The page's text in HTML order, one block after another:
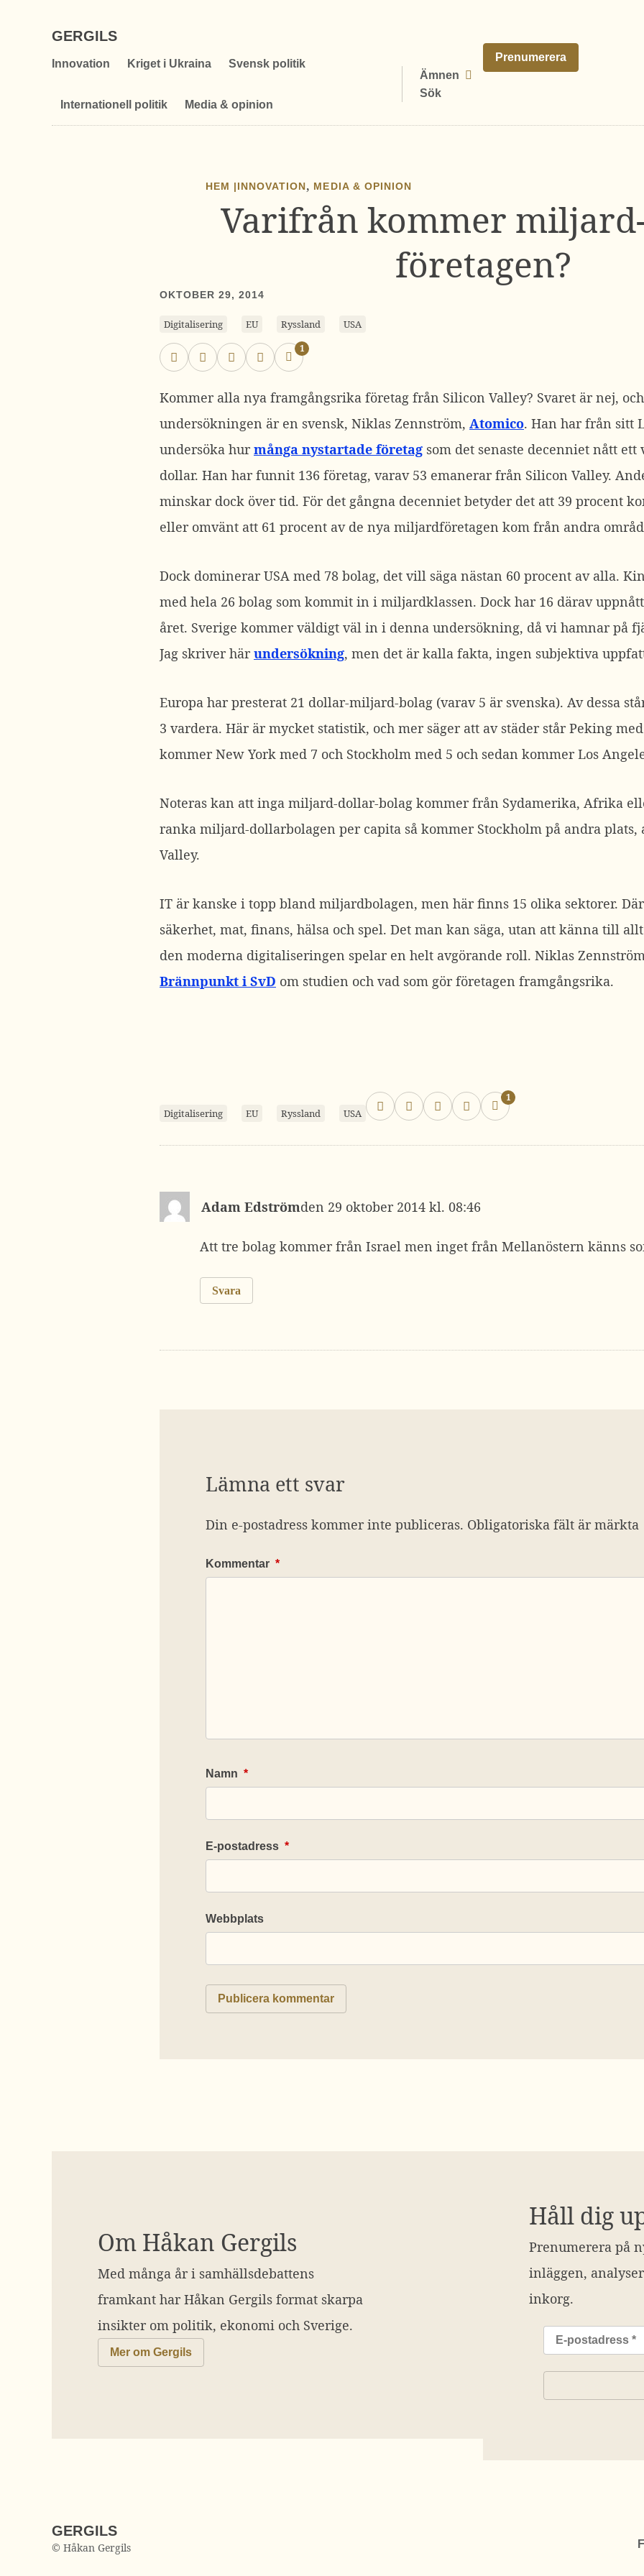
GERGILS
Innovation Kriget i Ukraina Svensk politik
Internationell politik Media & opinion
Ämnen
Sök
Prenumerera
HEM |INNOVATION, MEDIA & OPINION
Varifrån kommer
företagen?
OKTOBER 29, 2014
Digitalisering EU Ryssland USA
1
Kommer alla nya framgångsrika företag från Silicon Valley? Svaret är nej,
undersökningen är en svensk, Niklas Zennström, Atomico. Han har från sitt
undersöka hur många nystartade företag som det senaste decenniet nått
dollar. Han har funnit 136 företag, varav 53 emanerar från Silicon Valley.
minskar dock över tid. För det gångna decenniet betyder det att 39 procent
eller omvänt att 61 procent av de nya miljardföretagen kom från andra
Dock dominerar USA med 78 bolag, det vill säga nästan 60 procent av alla.
med hela 26 bolag som kommit in i miljardklassen. Dock har 16 därav
året. Sverige kommer väldigt väl in i denna undersökning, då vi hamnar på
Jag skriver här undersökning, men det är kalla fakta, ingen subjektiva
Europa har presterat 21 dollar-miljard-bolag (varav 5 är svenska). Av dessa
3 vardera. Här är mycket statistik, och mer säger att av städer står Peking
kommer New York med 7 och Stockholm med 5 och sedan kommer Los
Noteras kan att inga miljard-dollar-bolag kommer från Sydamerika, Afrika
ranka miljard-dollarbolagen per capita så kommer Stockholm på andra
Valley.
IT är kanske i topp bland miljardbolagen, men här finns 15 olika sektorer.
säkerhet, mat, finans, hälsa och spel. Det man kan säga, utan att känna till
den moderna digitaliseringen spelar en helt avgörande roll. Niklas
Brännpunkt i SvD om studien och vad som gör företagen framgångsrika.
Digitalisering EU Ryssland USA
1
Adam Edström 29 oktober 2014 kl. 08:46
Att tre bolag kommer från Israel men inget från Mellanöstern känns
Svara
Lämna ett svar
Din e-postadress kommer inte publiceras. Obligatoriska fält är märkta
Kommentar *
Namn *
E-postadress *
Webbplats
Om Håkan Gergils
Med många år i samhällsdebattens
framkant har Håkan Gergils format skarpa
insikter om politik, ekonomi och Sverige.
Mer om Gergils
Håll dig
Prenumerera på
inläggen,
inkorg.
GERGILS
© Håkan Gergils